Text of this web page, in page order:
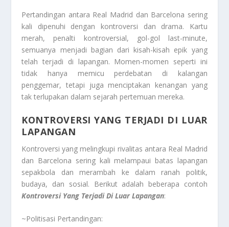
Pertandingan antara Real Madrid dan Barcelona sering
kali dipenuhi dengan kontroversi dan drama. Kartu
merah, penalti kontroversial, gol-gol last-minute,
semuanya menjadi bagian dari kisah-kisah epik yang
telah terjadi di lapangan. Momen-momen seperti ini
tidak hanya memicu perdebatan di kalangan
penggemar, tetapi juga menciptakan kenangan yang
tak terlupakan dalam sejarah pertemuan mereka.
KONTROVERSI YANG TERJADI DI LUAR
LAPANGAN
Kontroversi yang melingkupi rivalitas antara Real Madrid
dan Barcelona sering kali melampaui batas lapangan
sepakbola dan merambah ke dalam ranah politik,
budaya, dan sosial. Berikut adalah beberapa contoh
Kontroversi Yang Terjadi Di Luar Lapangan:
~Politisasi Pertandingan: